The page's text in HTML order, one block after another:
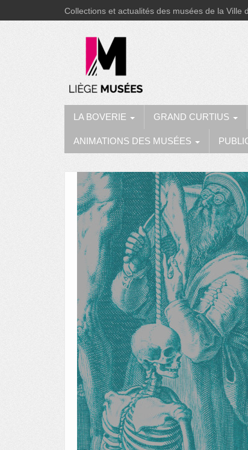
Collections et actualités des musées de la Ville
LA BOVERIE GRAND CURTIUS
ANIMATIONS DES MUSÉES